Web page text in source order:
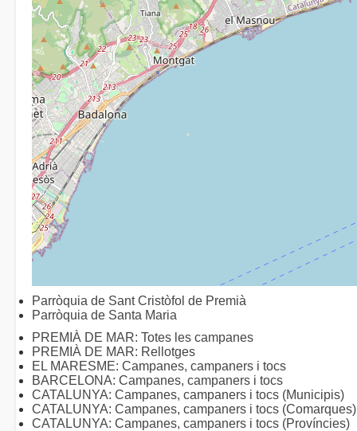
Parròquia de Sant Cristòfol de Premià
Parròquia de Santa Maria
PREMIÀ DE MAR: Totes les campanes
PREMIÀ DE MAR: Rellotges
EL MARESME: Campanes, campaners i tocs
BARCELONA: Campanes, campaners i tocs
CATALUNYA: Campanes, campaners i tocs (Municipis)
CATALUNYA: Campanes, campaners i tocs (Comarques)
CATALUNYA: Campanes, campaners i tocs (Províncies)